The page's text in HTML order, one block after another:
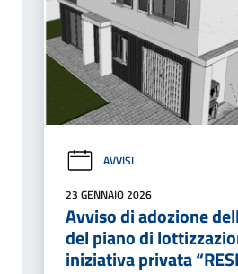
AVVISI
23 GENNAIO 2026
Avviso di adozione
del piano di
iniziativa privata